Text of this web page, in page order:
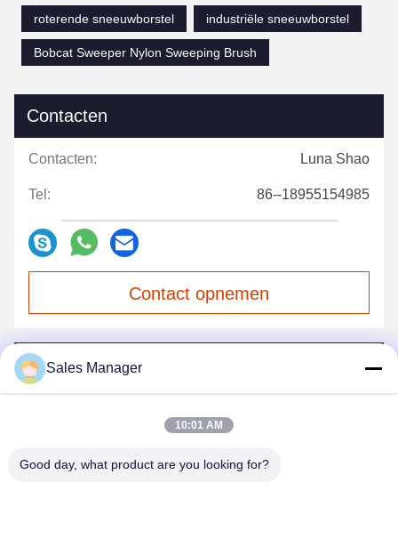
roterende sneeuwborstel
industriële sneeuwborstel
Bobcat Sweeper Nylon Sweeping Brush
Contacten
Contacten: Luna Shao
Tel: 86--18955154985
Contact opnemen
Mail ons.
Sales Manager
10:01 AM
Good day, what product are you looking for?